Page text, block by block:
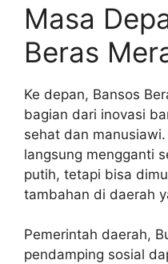
Masa
Beras
Ke depan, Bansos
bagian dari inovasi
sehat dan
langsung mengganti
putih, tetapi bisa
tambahan di daerah
Pemerintah daerah,
pendamping sosial